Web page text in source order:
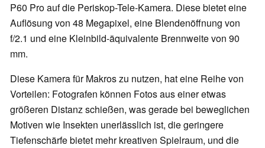
P60 Pro auf die Periskop-Tele-Kamera. Diese bietet eine
Auflösung von 48 Megapixel, eine Blendenöffnung von
f/2.1 und eine Kleinbild-äquivalente Brennweite von 90
mm.
Diese Kamera für Makros zu nutzen, hat eine Reihe von
Vorteilen: Fotografen können Fotos aus einer etwas
größeren Distanz schießen, was gerade bei beweglichen
Motiven wie Insekten unerlässlich ist, die geringere
Tiefenschärfe bietet mehr kreativen Spielraum, und die